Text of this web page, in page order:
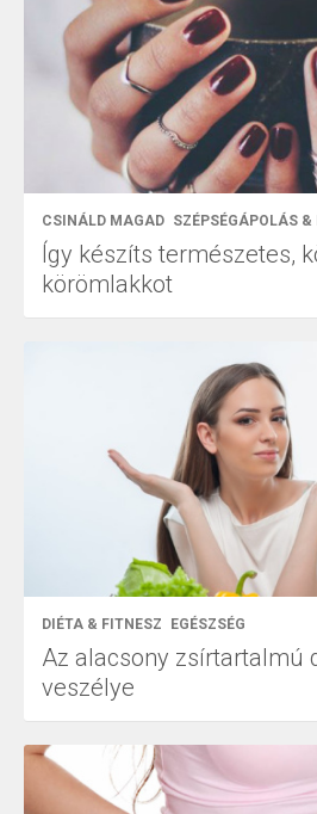
CSINÁLD MAGAD SZÉPSÉGÁPOLÁS &
Így készíts természetes,
körömlakkot
DIÉTA & FITNESZ EGÉSZSÉG
Az alacsony zsírtartalmú
veszélye